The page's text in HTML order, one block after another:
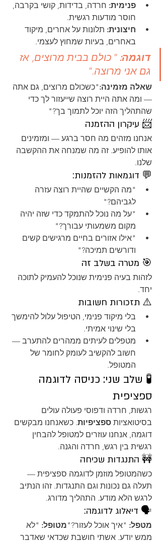
פנימית: חרדה, בדידות, קושי בקרבה,
חוסר מודעות רגשית.
חיצונית: תלונות על אחרים, מיקוד
באחרים, בעיות שמחוץ לעצמי.
דוגמה: "כולם בבית מרוצים, אז
גם אני מרוצה."
שאלה מזמינה:"כשכולם מרוצים, גם אתה
— ומה אתה היית רוצה שייעזור לך כדי
שהתהליך הזה יוכל לתמוך בך?"
📨 עיקרון ההזמנה
אנחנו מזהים מה חסר ברגע — ומזמינים
אותו להופיע. זה מה שמנחה את ההקשבה
שלנו.
💬 דוגמאות להזמנות:
"מה הקשיים שהיית רוצה עזרה
לגביהם?"
"על מה נוכל להתמקד כדי שזה יהיה
מקום משמעותי עבורך?"
"אילו אזורים בחיים מרגישים קשים
ודורשים תמיכה?"
🎯 מטרה בשלב זה
לזהות בעיה פנימית שנוכל להעמיק לתוכה
יחד.
⚠️ תזכורות חשובות
בלי מיקוד פנימי, הטיפול עלול להימשך
בלי שינוי אמיתי.
מטפלים לעיתים ממהרים להתערב —
חשוב להקשיב לעומק לחומר של
המטופל.
🧪 שלב שני: כניסה לדוגמה
ספציפית
רגשות, חרדה ודפוסי פעולה עולים
בסיטואציות ספציפיות. כשאנחנו מבקשים
דוגמה, אנחנו עוזרים למטופל להבחין
רגשית בין רגש, חרדה והגנה.
🚧 התנגדות שכיחה
כשהמטופל מוזמן לדוגמה ספציפית —
תעלה גם נכונות וגם התנגדות. זהו הנתיב
לרגש הלא מודע. התהליך מדורג.
🗣️ דיאלוג לדוגמה:
מטפל: "איך אוכל לעזור?"מטופל: "לא
ממש יודע. אשתי חושבת שכדאי שאדבר